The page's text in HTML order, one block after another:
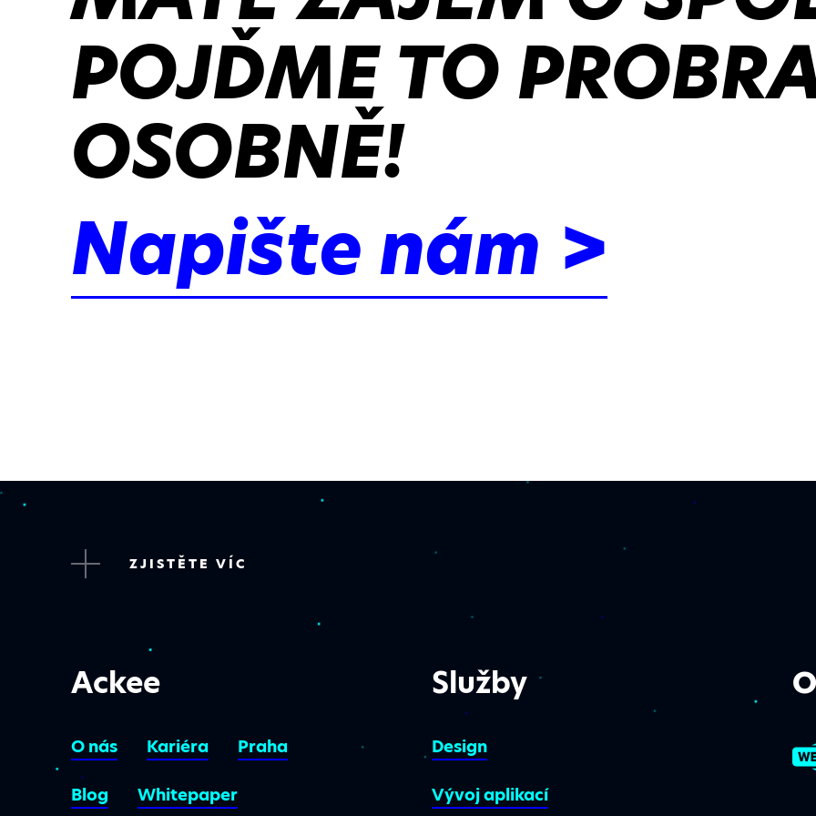
POJĎME TO
OSOBNĚ!
Napište nám >
ZJISTĚTE VÍC
Ackee
O nás Kariéra Praha
Blog Whitepaper
Služby
Design
Vývoj aplikací